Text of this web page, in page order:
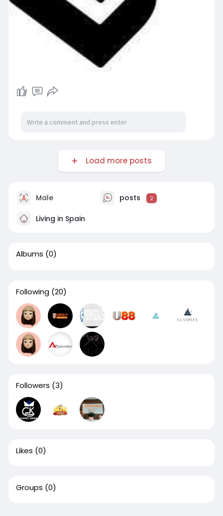
Load more posts
Male posts 2
Living in Spain
Albums (0)
Following (20)
Followers (3)
Likes (0)
Groups (0)